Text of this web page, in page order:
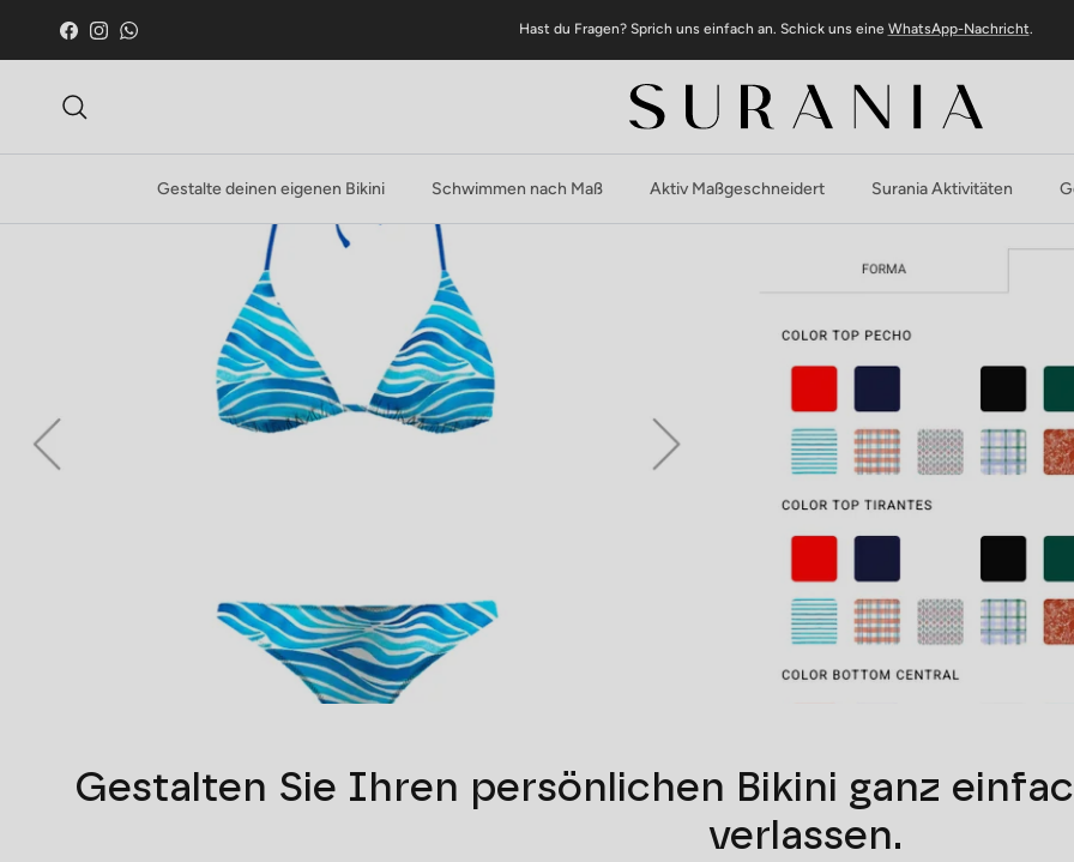
Facebook
InstagramWhatsApp Hast du Fragen? Sprich uns einfach an. Schick uns eine WhatsApp-Nachricht.
Gestalte deinen eigenen Bikini Schwimmen nach Maß Aktiv Maßgeschneidert Surania Aktivitäten
Gestalten Sie Ihren persönlichen Bikini ganz
verlassen.